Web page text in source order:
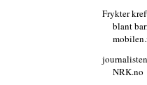
Frykter
blant
NRK.no